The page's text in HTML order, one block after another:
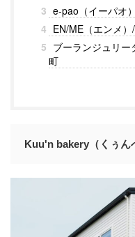
3 e-pao（イーパオ
4 EN/ME（エンメ
5 ブーランジュリ
町
Kuu'n bakery（くぅん